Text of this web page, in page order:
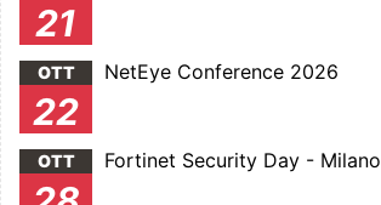
21
OTT
22
NetEye Conference 2026
OTT Fortinet Security Day - Milano